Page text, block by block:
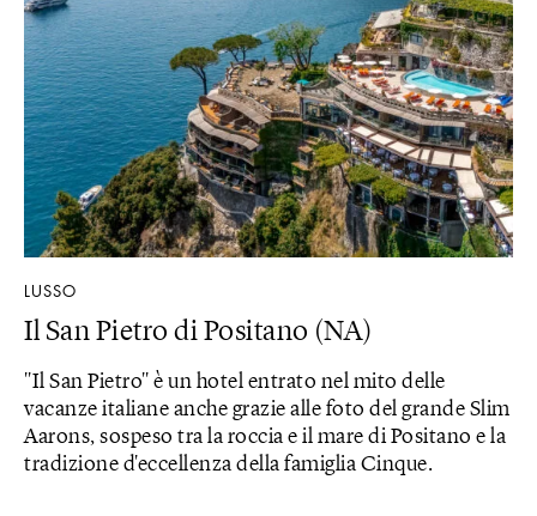
LUSSO
Il San Pietro di Positano (NA)
"Il San Pietro" è un hotel entrato nel mito delle
vacanze italiane anche grazie alle foto del grande Slim
Aarons, sospeso tra la roccia e il mare di Positano e la
tradizione d'eccellenza della famiglia Cinque.